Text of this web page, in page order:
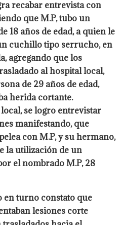
recabar entrevista con
que M.P, tubo un
18 años de edad, a quien le
cuchillo tipo serrucho, en
agregando que los
al hospital local,
de 29 años de edad,
herida cortante.
se logro entrevistar
manifestando, que
con M.P, y su hermano,
la utilización de un
el nombrado M.P, 28
en turno constato que
lesiones corte